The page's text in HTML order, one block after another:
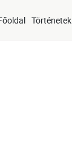
Történetek